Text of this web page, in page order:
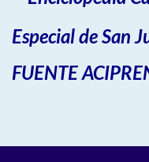
Especial de San
FUENTE